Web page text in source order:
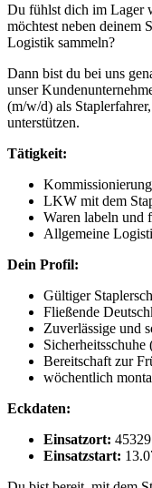
Du fühlst dich im Lager
möchtest neben deinem
Logistik sammeln?
Dann bist du bei uns
unser
(m/w/d) als
unterstützen.
Tätigkeit:
LKW mit dem
Waren labeln und
Allgemeine
Dein Profil:
Gültiger
Fließende
Zuverlässige und
Sicherheitsschuhe
Bereitschaft zur
wöchentlich
Eckdaten:
Einsatzort:
Einsatzstart: